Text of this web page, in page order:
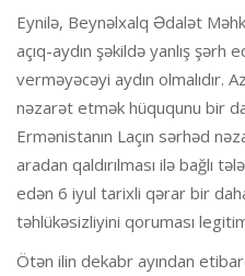
Eynilə, Beynəlxalq Ədalət
açıq-aydın şəkildə yanlış şərh
verməyəcəyi aydın olmalıdır.
nəzarət etmək hüququnu bir
Ermənistanın Laçın sərhəd
aradan qaldırılması ilə bağlı
edən 6 iyul tarixli qərar bir
təhlükəsizliyini qoruması
Ötən ilin dekabr ayından